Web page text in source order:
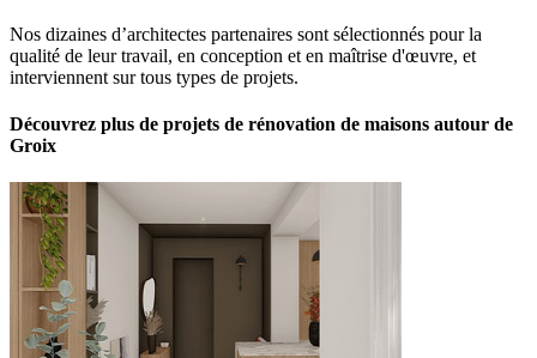
Nos dizaines d’architectes partenaires sont sélectionnés pour la
qualité de leur travail, en conception et en maîtrise d'œuvre, et
interviennent sur tous types de projets.
Découvrez plus de projets de rénovation de maisons autour de
Groix